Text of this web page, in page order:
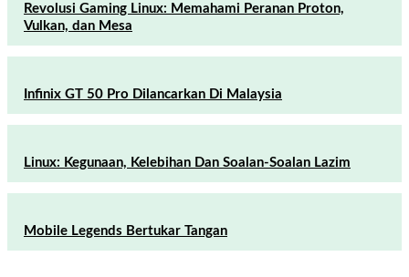
Revolusi Gaming Linux: Memahami Peranan Proton,
Vulkan, dan Mesa
Infinix GT 50 Pro Dilancarkan Di Malaysia
Linux: Kegunaan, Kelebihan Dan Soalan-Soalan Lazim
Mobile Legends Bertukar Tangan